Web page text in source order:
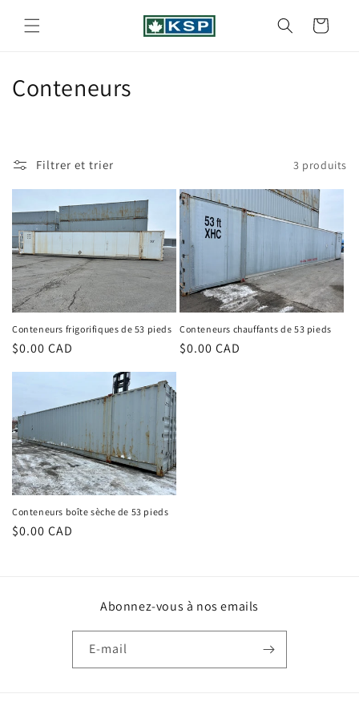
passer
au
Panier
C
l
e
c
t
i
o
n
Conteneurs
Filtrer et trier 3 produits
Conteneurs frigorifiques de 53 pieds
Prix
$0.00 CAD
Conteneurs chauffants de 53 pieds
Prix
$0.00 CAD
Conteneurs boîte sèche de 53 pieds
Prix
$0.00 CAD
Abonnez-vous à nos emails
E-mail